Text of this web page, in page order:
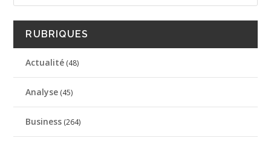
RUBRIQUES
Actualité (48)
Analyse (45)
Business (264)